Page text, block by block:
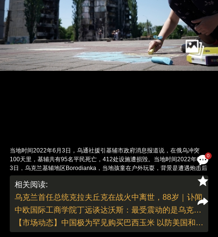
0
当地时间2022年6月3日，乌通社援引基辅市政府消息报道说，在俄乌冲突
100天里，基辅共有95名平民死亡，412处设施遭损毁。当地时间2022年6月
3日，乌克兰基辅地区Borodianka，当地孩童在户外玩耍，背景是遭遇炮击后
损毁的房屋。图：Christopher Furlong/人民视觉
责任编辑：刘青 | 版面编辑：刘青
相关阅读:
乌克兰首任总统克拉夫丘克在战火中离世，88岁｜讣闻
中欧国际工商学院丁远谈达沃斯：最受震动的是乌克兰议题的严肃性
【市场动态】中国极为罕见购买巴西玉米 以防美国和乌克兰供应出现中断